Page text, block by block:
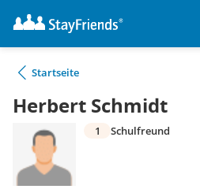
Startseite
Herbert Schmidt
1 Schulfreund